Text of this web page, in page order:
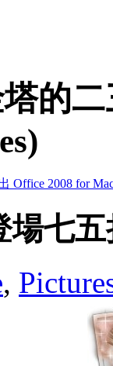
的
Office 2008 for
場七
,